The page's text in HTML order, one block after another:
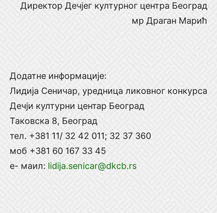
Директор Дечјег културног центра Београд
мр Драган Марић
Додатне информације:
Лидија Сеничар, уредница ликовног конкурса
Дечји културни центар Београд
Таковска 8, Београд
тел. +381 11/ 32 42 011; 32 37 360
моб +381 60 167 33 45
е- маил: lidija.senicar@dkcb.rs